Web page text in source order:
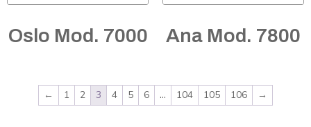
Oslo Mod. 7000 Ana Mod. 7800
← 1 2 3 4 5 6 … 104 105 106 →